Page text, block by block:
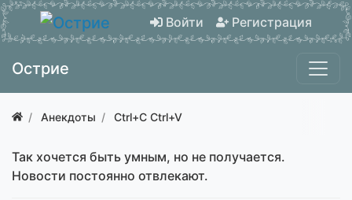
Войти Регистрация
Острие
Анекдоты Ctrl+C Ctrl+V
Так хочется быть умным, но не получается.
Новости постоянно отвлекают.